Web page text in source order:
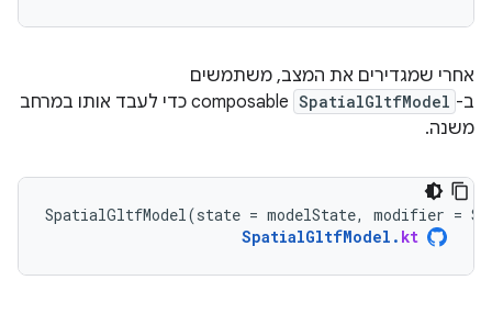
אחרי שמגדירים את המצב, משתמשים
ב- SpatialGltfModel
composable כדי לעבד אותו במרחב
משנה.
SpatialGltfModel (state = modelState, modifier =
SpatialGltfModel . kt